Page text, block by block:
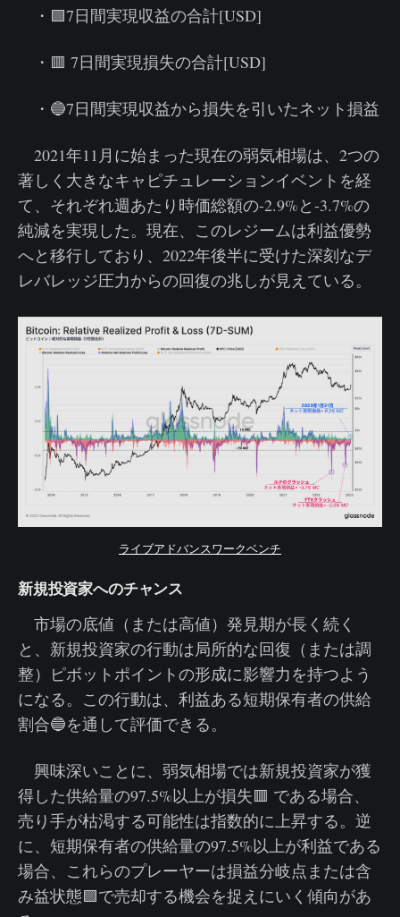
・🟩7日間実現収益の合計[USD]
・🟥 7日間実現損失の合計[USD]
・🔵7日間実現収益から損失を引いたネット損益
2021年11月に始まった現在の弱気相場は、2つの
著しく大きなキャピチュレーションイベントを経
て、それぞれ週あたり時価総額の-2.9%と-3.7%の
純減を実現した。現在、このレジームは利益優勢
へと移行しており、2022年後半に受けた深刻なデ
レバレッジ圧力からの回復の兆しが見えている。
ライブアドバンスワークベンチ
新規投資家へのチャンス
市場の底値（または高値）発見期が長く続く
と、新規投資家の行動は局所的な回復（または調
整）ピボットポイントの形成に影響力を持つよう
になる。この行動は、利益ある短期保有者の供給
割合🔵を通して評価できる。
興味深いことに、弱気相場では新規投資家が獲
得した供給量の97.5%以上が損失🟥 である場合、
売り手が枯渇する可能性は指数的に上昇する。逆
に、短期保有者の供給量の97.5%以上が利益である
場合、これらのプレーヤーは損益分岐点または含
み益状態🟩で売却する機会を捉えにいく傾向があ